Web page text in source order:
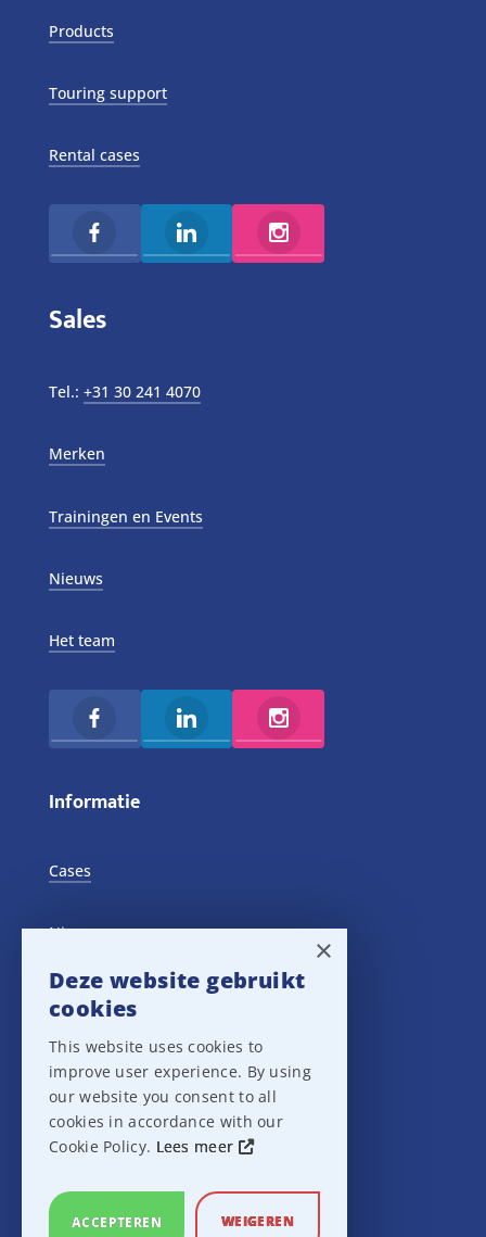
Products
Touring support
Rental cases
Sales
Tel.: +31 30 241 4070
Merken
Trainingen en Events
Nieuws
Het team
Informatie
Cases
Nieuws
Training Events
Privacy verklaring
Disclaimer
×
Deze website gebruikt
cookies
This website uses cookies to
improve user experience. By using
our website you consent to all
cookies in accordance with our
Cookie Policy. Lees meer
ACCEPTEREN WEIGEREN